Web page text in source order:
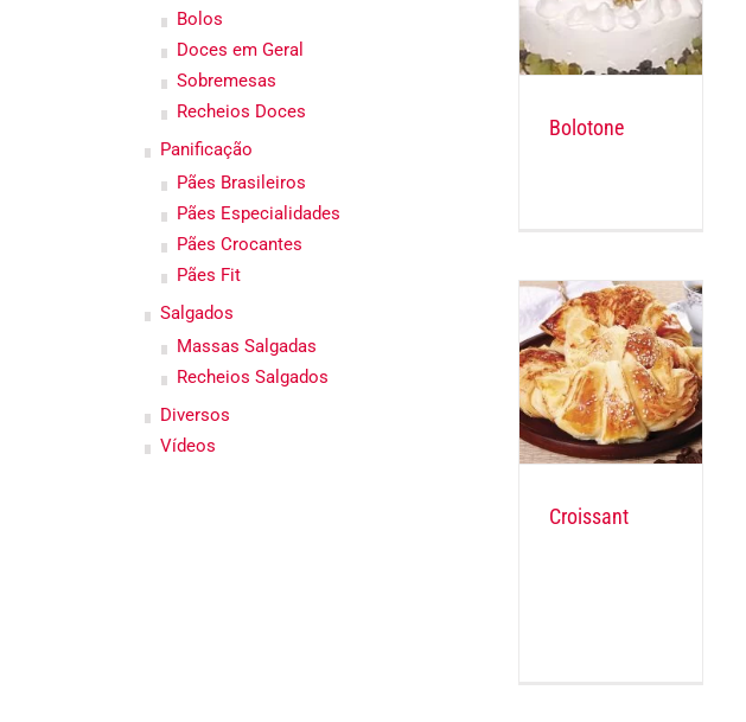
Bolotone
Croissant
Bolos
Doces em Geral
Sobremesas
Recheios Doces
Panificação
Pães Brasileiros
Pães Especialidades
Pães Crocantes
Pães Fit
Salgados
Massas Salgadas
Recheios Salgados
Diversos
Vídeos